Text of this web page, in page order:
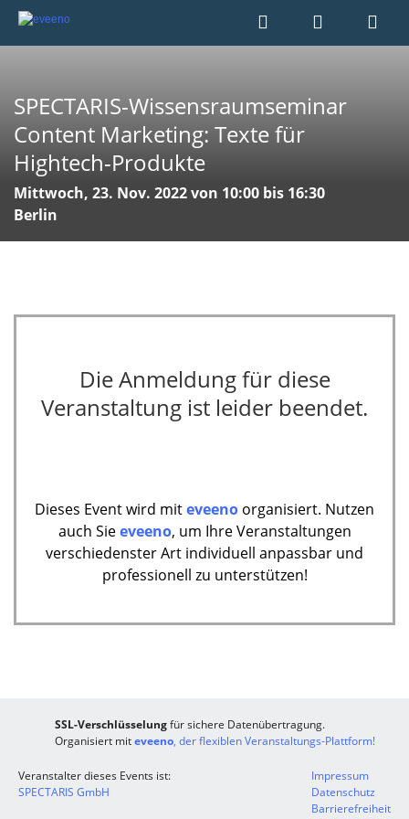
SPECTARIS-Wissensraumseminar
Content Marketing: Texte für
Hightech-Produkte
Mittwoch, 23. Nov. 2022 von 10:00 bis 16:30
Berlin
Die Anmeldung für diese
Veranstaltung ist leider beendet.
Dieses Event wird miteveeno organisiert. Nutzen
auch Sieeveeno, um Ihre Veranstaltungen
verschiedenster Art individuell anpassbar und
professionell zu unterstützen!
SSL-Verschlüsselungfür sichere Datenübertragung.
Organisiert miteveeno, der flexiblen Veranstaltungs-Plattform!
Veranstalter dieses Events ist:
SPECTARIS GmbH
Impressum
Datenschutz
Barrierefreiheit